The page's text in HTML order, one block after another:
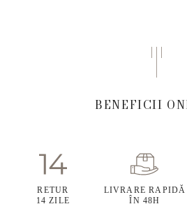
BENEFICII
RETUR
14 ZILE
LIVRARE RAPIDĂ
ÎN 48H